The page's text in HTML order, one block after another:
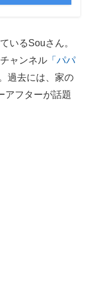
いるSouさん。
ャンネル 「パパ
過去には、家の
アフターが話題